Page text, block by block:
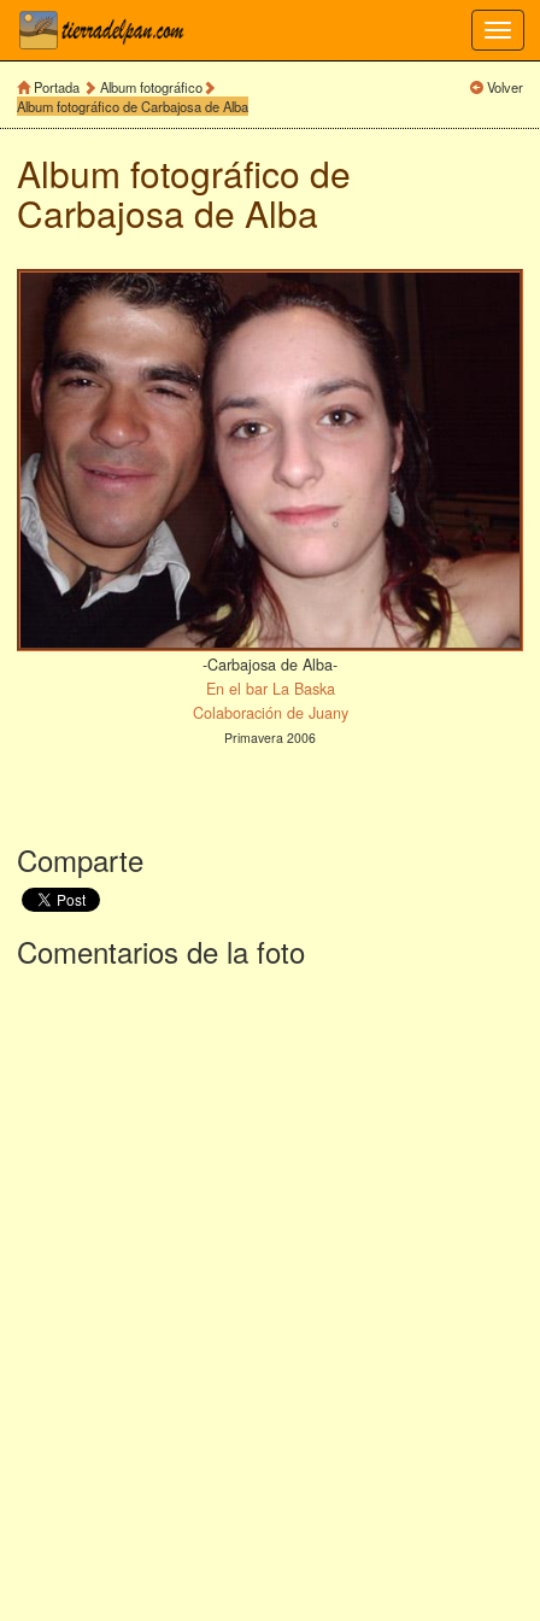
Portada
Album fotográfico
Album fotográfico de Carbajosa de Alba
Volver
Album fotográfico de
Carbajosa de Alba
-Carbajosa de Alba-
En el bar La Baska
Colaboración de Juany
Primavera 2006
Comparte
Comentarios de la foto